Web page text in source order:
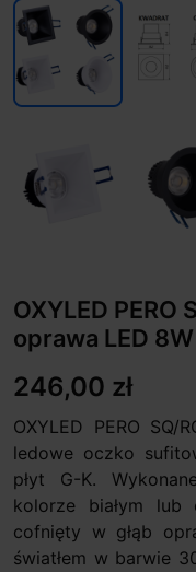
OXYLED PERO
oprawa LED 8W
246,00 zł
OXYLED PERO
ledowe oczko
płyt G-K.
kolorze białym lub
cofnięty w głąb
światłem w barwie